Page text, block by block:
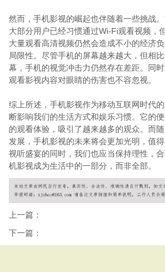
然而，手机影视的崛起也伴随着一些挑战
大部分用户已经习惯通过Wi-Fi观看视频，
大量观看高清视频仍然会造成不小的经济
局限性。尽管手机的屏幕越来越大，但相
幕，手机的视觉冲击力仍然存在差距。同
观看影视内容对眼睛的伤害也不容忽视。
综上所述，手机影视作为移动互联网时代
断影响我们的生活方式和娱乐习惯。它的
的观看体验，吸引了越来越多的观众。而
发展，手机影视的未来将会更加光明，值
视听盛宴的同时，我们也应当保持理性，
机影视成为生活中的一部分，而非全部。
上一篇：
下一篇：